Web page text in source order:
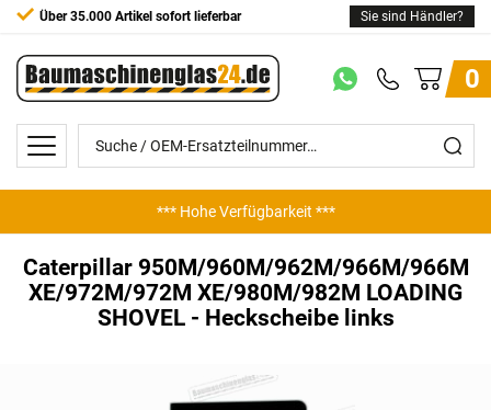
Über 35.000 Artikel sofort lieferbar Sie sind Händler?
0
*** Hohe Verfügbarkeit ***
*** Günstige Preise ***
Caterpillar 950M/960M/962M/966M/966M
XE/972M/972M XE/980M/982M LOADING
SHOVEL - Heckscheibe links